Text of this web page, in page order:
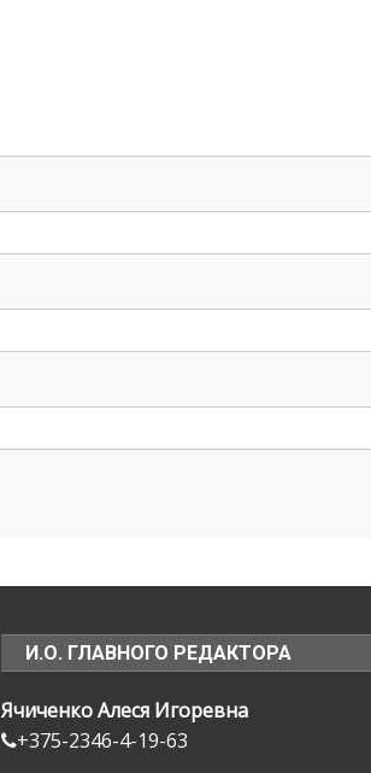
И.О. ГЛАВНОГО РЕДАКТОРА
Ячиченко Алеся Игоревна
+375-2346-4-19-63